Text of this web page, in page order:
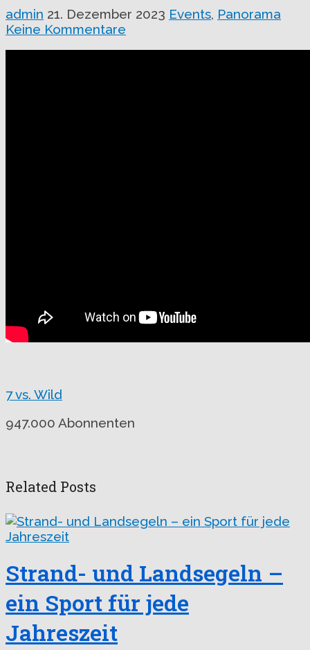
admin 21. Dezember 2023 Events, Panorama
Keine Kommentare
7 vs. Wild
947.000 Abonnenten
Related Posts
Strand- und Landsegeln –
ein Sport für jede
Jahreszeit